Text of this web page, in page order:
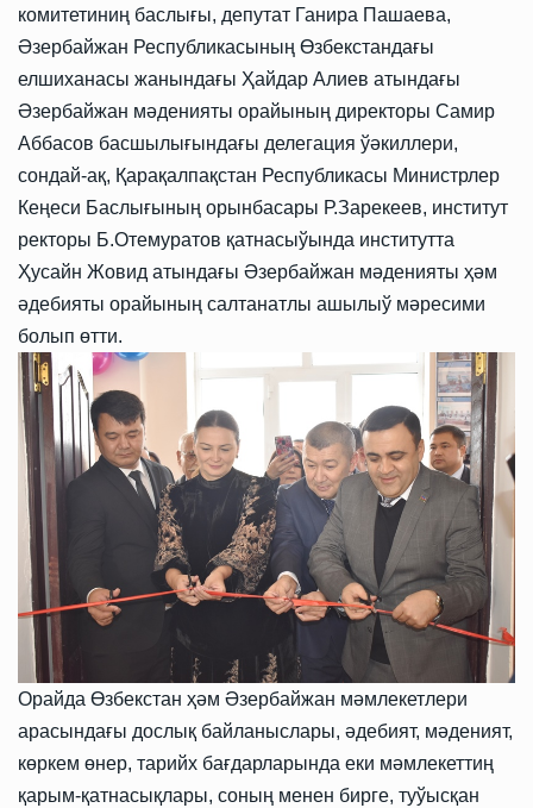
комитетиниң баслығы, депутат Ганира Пашаева,
Әзербайжан Республикасының Өзбекстандағы
елшиханасы жанындағы Ҳайдар Алиев атындағы
Әзербайжан мәденияты орайының директоры Самир
Аббасов басшылығындағы делегация ўәкиллери,
сондай-ақ, Қарақалпақстан Республикасы Министрлер
Кеңеси Баслығының орынбасары Р.Зарекеев, институт
ректоры Б.Отемуратов қатнасыўында институтта
Ҳусайн Жовид атындағы Әзербайжан мәденияты ҳәм
әдебияты орайының салтанатлы ашылыў мәресими
болып өтти.
Орайда Өзбекстан ҳәм Әзербайжан мәмлекетлери
арасындағы дослық байланыслары, әдебият, мәденият,
көркем өнер, тарийх бағдарларында еки мәмлекеттиң
қарым-қатнасықлары, соның менен бирге, туўысқан